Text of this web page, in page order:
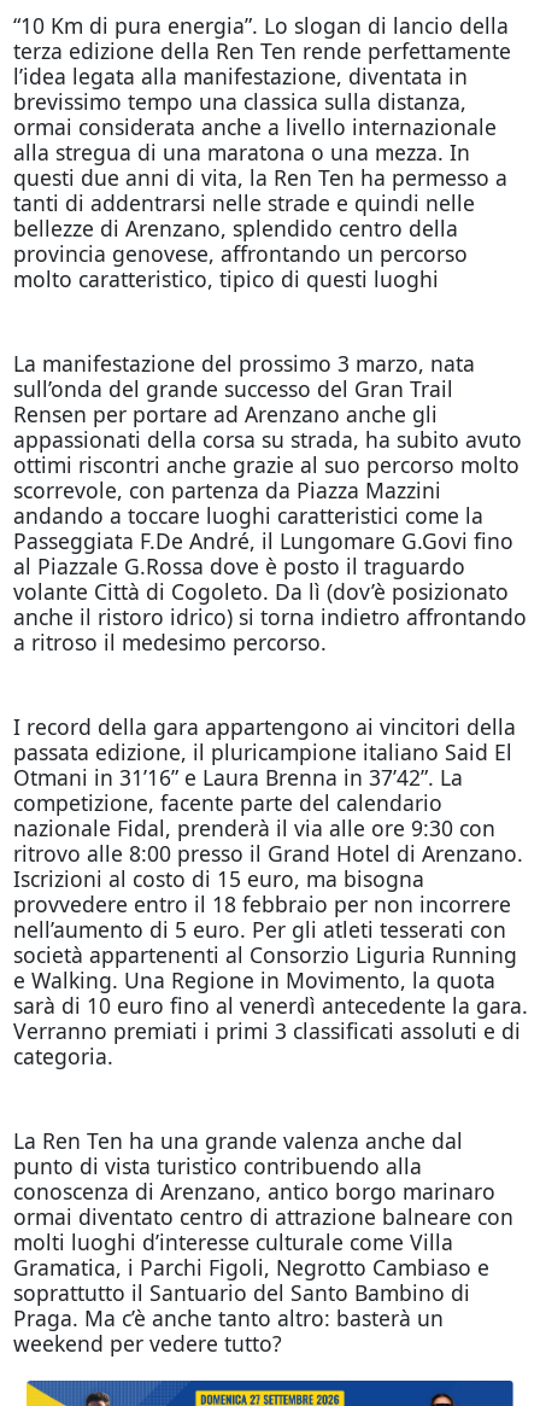
“10 Km di pura energia”. Lo slogan di lancio della
terza edizione della Ren Ten rende perfettamente
l’idea legata alla manifestazione, diventata in
brevissimo tempo una classica sulla distanza,
ormai considerata anche a livello internazionale
alla stregua di una maratona o una mezza. In
questi due anni di vita, la Ren Ten ha permesso a
tanti di addentrarsi nelle strade e quindi nelle
bellezze di Arenzano, splendido centro della
provincia genovese, affrontando un percorso
molto caratteristico, tipico di questi luoghi
La manifestazione del prossimo 3 marzo, nata
sull’onda del grande successo del Gran Trail
Rensen per portare ad Arenzano anche gli
appassionati della corsa su strada, ha subito avuto
ottimi riscontri anche grazie al suo percorso molto
scorrevole, con partenza da Piazza Mazzini
andando a toccare luoghi caratteristici come la
Passeggiata F.De André, il Lungomare G.Govi fino
al Piazzale G.Rossa dove è posto il traguardo
volante Città di Cogoleto. Da lì (dov’è posizionato
anche il ristoro idrico) si torna indietro affrontando
a ritroso il medesimo percorso.
I record della gara appartengono ai vincitori della
passata edizione, il pluricampione italiano Said El
Otmani in 31’16” e Laura Brenna in 37’42”. La
competizione, facente parte del calendario
nazionale Fidal, prenderà il via alle ore 9:30 con
ritrovo alle 8:00 presso il Grand Hotel di Arenzano.
Iscrizioni al costo di 15 euro, ma bisogna
provvedere entro il 18 febbraio per non incorrere
nell’aumento di 5 euro. Per gli atleti tesserati con
società appartenenti al Consorzio Liguria Running
e Walking. Una Regione in Movimento, la quota
sarà di 10 euro fino al venerdì antecedente la gara.
Verranno premiati i primi 3 classificati assoluti e di
categoria.
La Ren Ten ha una grande valenza anche dal
punto di vista turistico contribuendo alla
conoscenza di Arenzano, antico borgo marinaro
ormai diventato centro di attrazione balneare con
molti luoghi d’interesse culturale come Villa
Gramatica, i Parchi Figoli, Negrotto Cambiaso e
soprattutto il Santuario del Santo Bambino di
Praga. Ma c’è anche tanto altro: basterà un
weekend per vedere tutto?